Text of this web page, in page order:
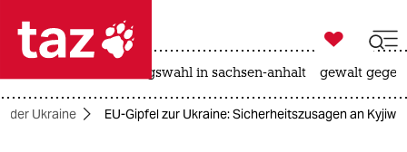
 taz zahl ich
taz zahl ich

taz zahl ich
landtagswahl in sachsen-anhalt gewalt
der Ukraine EU-Gipfel zur Ukraine: Sicherheitszusagen an Kyjiw